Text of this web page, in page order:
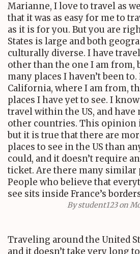
Marianne, I love to travel as
that it was as easy for me to
as it is for you. But you are
States is large and both
culturally diverse. I have
other than the one I am from,
many places I haven’t been
California, where I am from,
places I have yet to see. I
travel within the US, and have
other countries. This opinion
but it is true that there are
places to see in the USthan
could, and it doesn’t require
ticket. Are there many similar
People who believe that
see sits inside France’s
Bystudent123on
Traveling around the United
and it doesn’t take very long